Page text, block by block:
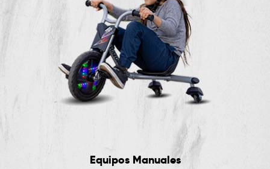
Equipos Manuales